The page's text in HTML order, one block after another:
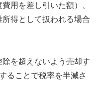
用を差し引いた額）、
得として扱われる場合
を超えないよう売却す
ることで税率を半減さ